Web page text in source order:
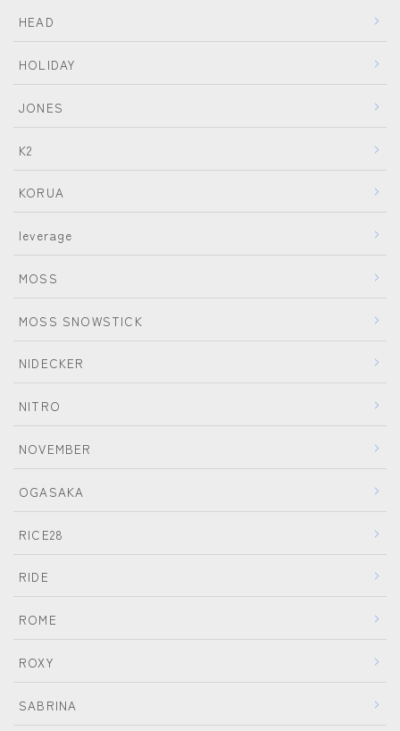
HEAD
HOLIDAY
JONES
K2
KORUA
leverage
MOSS
MOSS SNOWSTICK
NIDECKER
NITRO
NOVEMBER
OGASAKA
RICE28
RIDE
ROME
ROXY
SABRINA